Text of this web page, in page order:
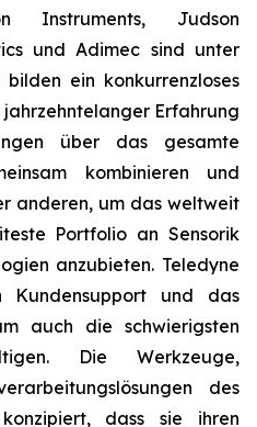
Instruments, Judson
und Adimec sind unter
ein konkurrenzloses
Erfahrung
über das gesamte
kombinieren und
anderen, um das weltweit
Portfolio an Sensorik
anzubieten. Teledyne
Kundensupport und das
auch die schwierigsten
Die Werkzeuge,
des
dass sie ihren